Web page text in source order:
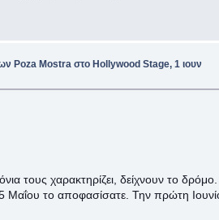
Poza Mostra στο Hollywood Stage, 1 ιουν
τους χαρακτηρίζει, δείχνουν το
Μαΐου το αποφασίσατε. Την πρώτη